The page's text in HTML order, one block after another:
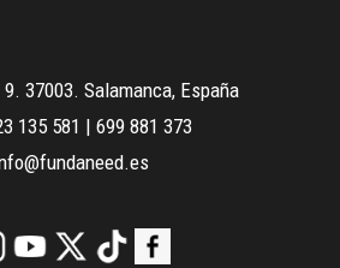
37003. Salamanca, España
135 581 | 699 881 373